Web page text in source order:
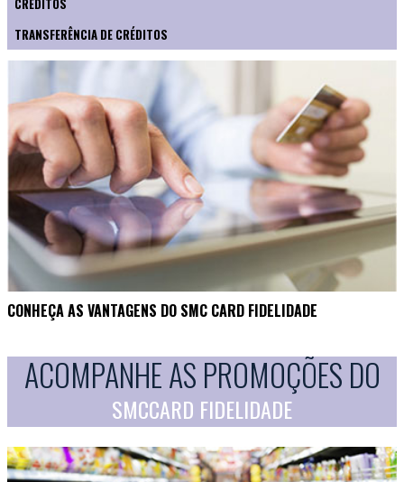
TRANSFERÊNCIA DE CRÉDITOS
CONHEÇA AS VANTAGENS DO SMC CARD FIDELIDADE
ACOMPANHE AS PROMOÇÕES DO
SMCCARD FIDELIDADE